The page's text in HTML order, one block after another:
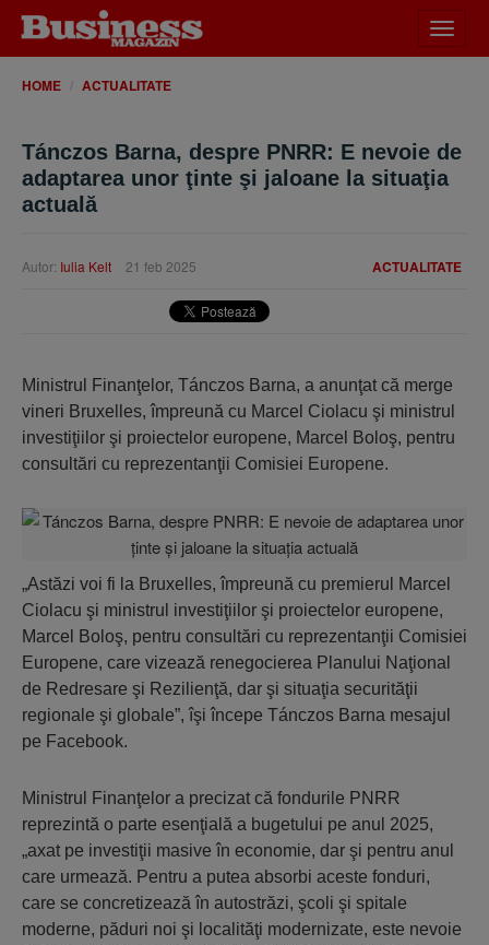
meniu
HOME ACTUALITATE
Tánczos Barna, despre PNRR: E nevoie de
adaptarea unor ţinte şi jaloane la situaţia
actuală
ACTUALITATE
Autor: Iulia Kelt 21 feb 2025
Ministrul Finanţelor, Tánczos Barna, a anunţat că merge
vineri Bruxelles, împreună cu Marcel Ciolacu şi ministrul
investiţiilor şi proiectelor europene, Marcel Boloş, pentru
consultări cu reprezentanţii Comisiei Europene.
„Astăzi voi fi la Bruxelles, împreună cu premierul Marcel
Ciolacu şi ministrul investiţiilor şi proiectelor europene,
Marcel Boloş, pentru consultări cu reprezentanţii Comisiei
Europene, care vizează renegocierea Planului Naţional
de Redresare şi Rezilienţă, dar şi situaţia securităţii
regionale şi globale”, îşi începe Tánczos Barna mesajul
pe Facebook.
Ministrul Finanţelor a precizat că fondurile PNRR
reprezintă o parte esenţială a bugetului pe anul 2025,
„axat pe investiţii masive în economie, dar şi pentru anul
care urmează. Pentru a putea absorbi aceste fonduri,
care se concretizează în autostrăzi, şcoli şi spitale
moderne, păduri noi şi localităţi modernizate, este nevoie